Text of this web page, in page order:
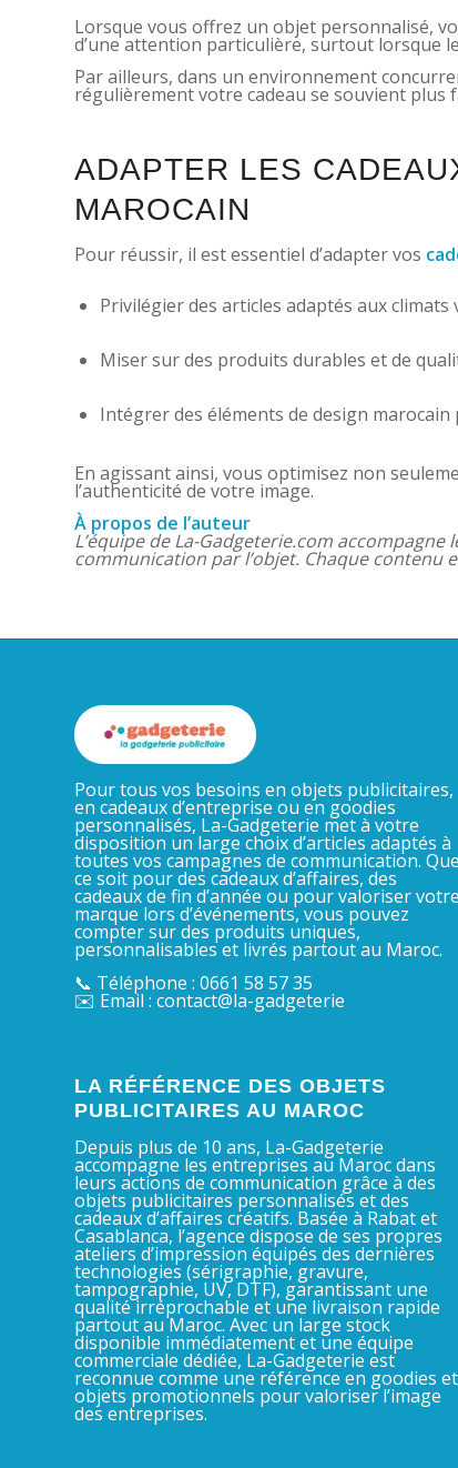
Lorsque vous offrez un objet personnalisé,
d’une attention particulière, surtout lorsque
Par ailleurs, dans un environnement
régulièrement votre cadeau se souvient
ADAPTER LES
MAROCAIN
Pour réussir, il est essentiel d’adapter vos
Privilégier des articles adaptés aux
Miser sur des produits durables et de
Intégrer des éléments de design
En agissant ainsi, vous optimisez non
l’authenticité de votre image.
À propos de l’auteur
L’équipe de La-Gadgeterie.com
communication par l’objet. Chaque contenu
Pour tous vos besoins en objets publicitaires,
en cadeaux d’entreprise ou en goodies
personnalisés, La-Gadgeterie met à votre
disposition un large choix d’articles adaptés à
toutes vos campagnes de communication. Que
ce soit pour des cadeaux d’affaires, des
cadeaux de fin d’année ou pour valoriser votre
marque lors d’événements, vous pouvez
compter sur des produits uniques,
personnalisables et livrés partout au Maroc.
📞 Téléphone : 0661 58 57 35
✉️ Email : contact@la-gadgeterie
LA RÉFÉRENCE DES OBJETS
PUBLICITAIRES AU MAROC
Depuis plus de 10 ans, La-Gadgeterie
accompagne les entreprises au Maroc dans
leurs actions de communication grâce à des
objets publicitaires personnalisés et des
cadeaux d’affaires créatifs. Basée à Rabat et
Casablanca, l’agence dispose de ses propres
ateliers d’impression équipés des dernières
technologies (sérigraphie, gravure,
tampographie, UV, DTF), garantissant une
qualité irréprochable et une livraison rapide
partout au Maroc. Avec un large stock
disponible immédiatement et une équipe
commerciale dédiée, La-Gadgeterie est
reconnue comme une référence en goodies et
objets promotionnels pour valoriser l’image
des entreprises.